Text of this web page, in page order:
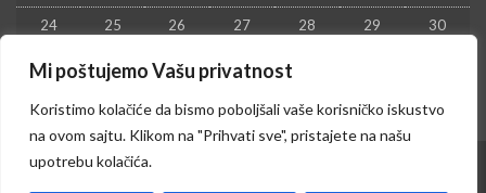
Mi poštujemo Vašu privatnost
Koristimo kolačiće da bismo poboljšali vaše korisničko iskustvo
na ovom sajtu. Klikom na "Prihvati sve", pristajete na našu
upotrebu kolačića.
24 25 26 27 28 29 30
31